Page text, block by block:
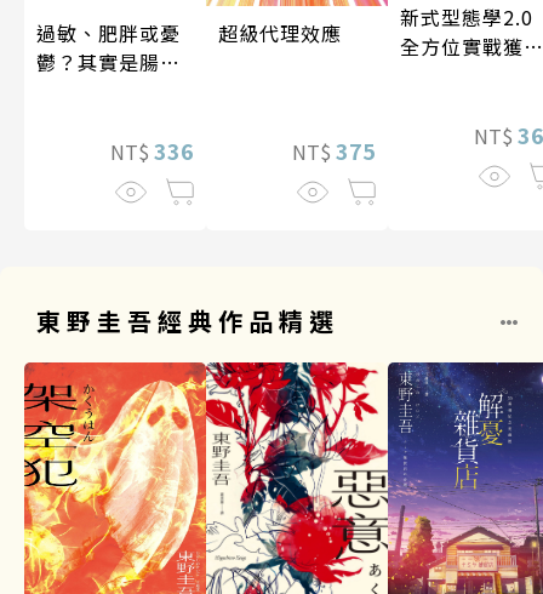
過敏、肥胖或憂
鬱？其實是腸道
NT$ 336
超級代理效應
NT$ 375
新式型態學
全方位實戰獲利
NT$
東野圭吾經典作品精選